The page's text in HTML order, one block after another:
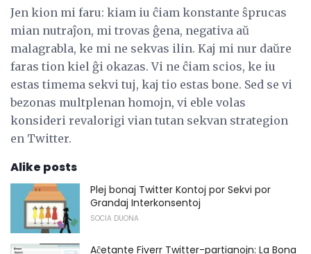
Jen kion mi faru: kiam iu ĉiam konstante ŝprucas
mian nutraĵon, mi trovas ĝena, negativa aŭ
malagrabla, ke mi ne sekvas ilin. Kaj mi nur daŭre
faras tion kiel ĝi okazas. Vi ne ĉiam scios, ke iu
estas timema sekvi tuj, kaj tio estas bone. Sed se vi
bezonas multplenan homojn, vi eble volas
konsideri revalorigi vian tutan sekvan strategion
en Twitter.
Alike posts
Plej bonaj Twitter Kontoj por Sekvi por
Grandaj Interkonsentoj
SOCIA DUONA
Aĉetante Fiverr Twitter-partianojn: La Bona